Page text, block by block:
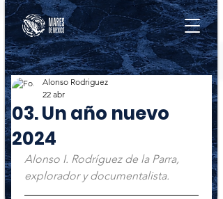
03. Un año nuevo
2024
Alonso Rodriguez
22 abr
Alonso I. Rodríguez de la Parra,
explorador y documentalista.